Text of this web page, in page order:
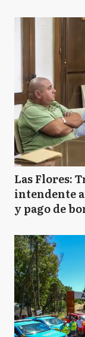
Las Flores:
intendente
y pago de